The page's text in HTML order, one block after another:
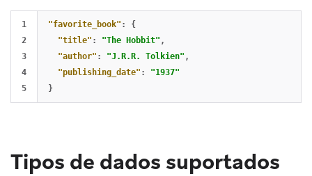
1
2
3
4
"favorite_book" :
{
"title" : "The Hobbit" ,
"author" : "J.R.R. Tolkien" ,
"publishing_date" :
"1937"
}
Tipos de dados suportados